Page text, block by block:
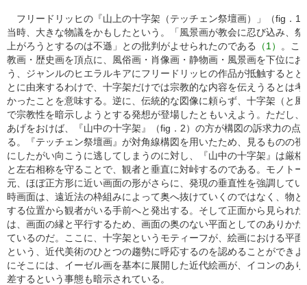
フリードリッヒの『山上の十字架（テッチェン祭壇画）」（fig．1
当時、大きな物議をかもしたという。「風景画が教会に忍び込み、祭
上がろうとするのは不遜」との批判がよせられたのである
（1）
。こ
教画・歴史画を頂点に、風俗画・肖像画・静物画・風景画を下位にお
う、ジャンルのヒエラルキアにフリードリッヒの作品が抵触するとと
とに由来するわけで、十字架だけでは宗教的な内容を伝えうるとは考
かったことを意味する。逆に、伝統的な図像に頼らず、十字架（と風
で宗教性を暗示しようとする発想が登場したともいえよう。ただし、
あげをおけば、『山中の十字架』（fig．2）の方が構図の訴求力の点
る。『テッチェン祭壇画』が対角線構図を用いたため、見るものの視
にしたがい向こうに逃してしまうのに対し、『山中の十字架』は厳格
と左右相称を守ることで、観者と垂直に対峠するのである。モノトー
元、ほぼ正方形に近い画面の形がさらに、発現の垂直性を強調してい
時画面は、遠近法の枠組みによって奥へ抜けていくのではなく、物と
する位置から観者がいる手前へと発出する。そして正面から見られた
は、画面の縁と平行するため、画面の奥のない平面としてのありかた
ているのだ。ここに、十字架というモティーフが、絵画における平面
という、近代美術のひとつの趨勢に呼応するのを認めることができよ
にそこには、イーゼル画を基本に展開した近代絵画が、イコンのあり
差するという事態も暗示されている。